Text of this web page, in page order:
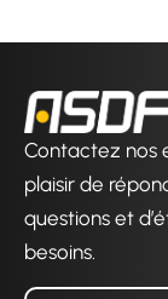
Contactez nos
plaisir de
questions et
besoins.